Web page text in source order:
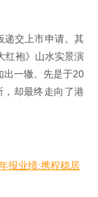
递交上市申请。其
红袍》山水实景演
出一辙。先是于20
却最终走向了港
报业绩:携程稳居